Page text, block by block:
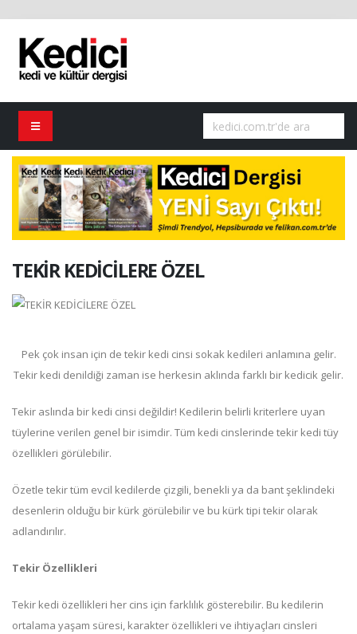
TEKİR KEDİCİLERE ÖZEL
Pek çok insan için de tekir kedi cinsi sokak kedileri anlamına gelir.
Tekir kedi denildiği zaman ise herkesin aklında farklı bir kedicik gelir.
Tekir aslında bir kedi cinsi değildir! Kedilerin belirli kriterlere uyan
tüylerine verilen genel bir isimdir. Tüm kedi cinslerinde tekir kedi tüy
özellikleri görülebilir.
Özetle tekir tüm evcil kedilerde çizgili, benekli ya da bant şeklindeki
desenlerin olduğu bir kürk görülebilir ve bu kürk tipi tekir olarak
adlandırılır.
Tekir Özellikleri
Tekir kedi özellikleri her cins için farklılık gösterebilir. Bu kedilerin
ortalama yaşam süresi, karakter özellikleri ve ihtiyaçları cinsleri